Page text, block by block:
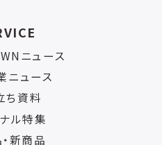
ニュース
ニュース
ち資料
ル特集
新商品